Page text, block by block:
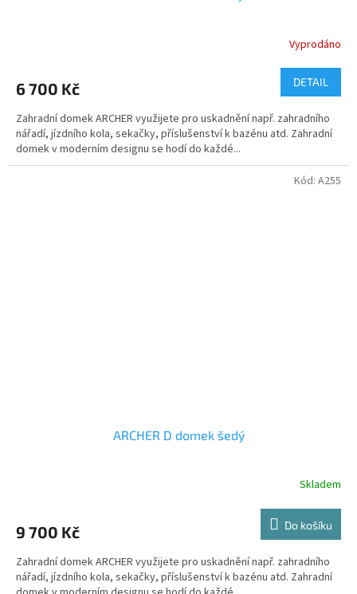
Vyprodáno
6 700 Kč DETAIL
Zahradní domek ARCHER využijete pro uskadnění např. zahradního
nářadí, jízdního kola, sekačky, příslušenství k bazénu atd. Zahradní
domek v moderním designu se hodí do každé...
ARCHER D domek šedý
Skladem
9 700 Kč Do košíku
Zahradní domek ARCHER využijete pro uskadnění např. zahradního
nářadí, jízdního kola, sekačky, příslušenství k bazénu atd. Zahradní
Kód: A255